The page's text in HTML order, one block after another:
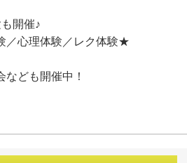
開催♪
／心理体験／レク体験★
なども開催中！